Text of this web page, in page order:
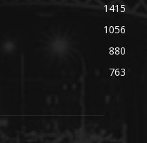
1415
1056
880
763